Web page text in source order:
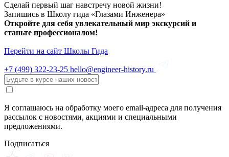
Сделай первый шаг навстречу новой жизни!
Запишись в Школу гида «Глазами Инженера»
Откройте для себя увлекательный мир экскурсий и
станьте профессионалом!
Перейти на сайт Школы Гида
+7 (499) 322-23-25 hello@engineer-history.ru
Я соглашаюсь на обработку моего email-адреса для получения
рассылок с новостями, акциями и специальными
предложениями.
Подписаться